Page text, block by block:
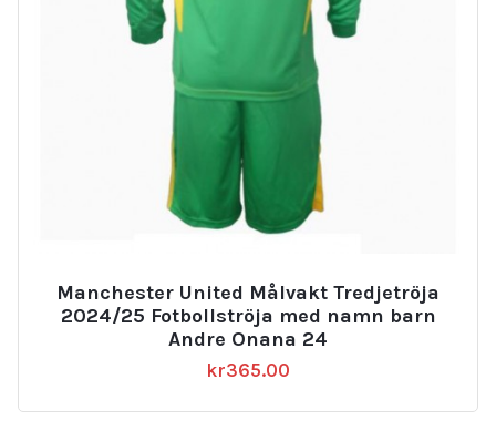
Manchester United Målvakt Tredjetröja
2024/25 Fotbollströja med namn barn
Andre Onana 24
kr365.00